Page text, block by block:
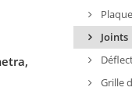
Joints
Grille